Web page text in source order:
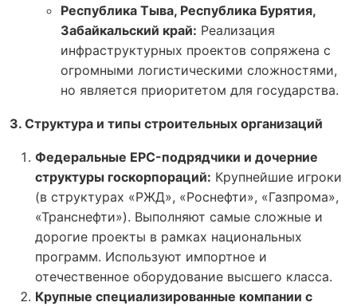
Республика Тыва, Республика Бурятия,
Забайкальский край: Реализация
инфраструктурных проектов сопряжена с
огромными логистическими сложностями,
но является приоритетом для государства.
3. Структура и типы строительных организаций
Федеральные EPC-подрядчики и дочерние
структуры госкорпораций: Крупнейшие игроки
(в структурах «РЖД», «Роснефти», «Газпрома»,
«Транснефти»). Выполняют самые сложные и
дорогие проекты в рамках национальных
программ. Используют импортное и
отечественное оборудование высшего класса.
Крупные специализированные компании с